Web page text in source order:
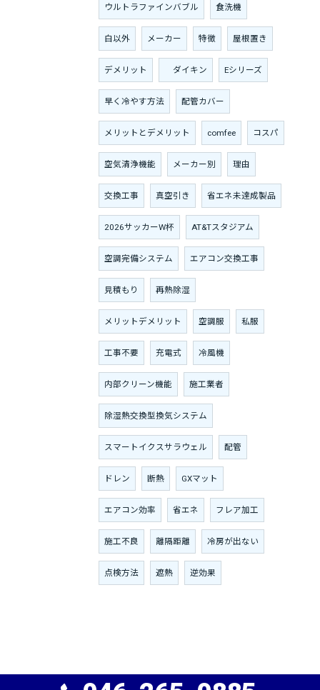
ウルトラファインバブル 食洗機
白以外 メーカー 特徴 屋根置き
デメリット ダイキン Eシリーズ
早く冷やす方法 配管カバー
メリットとデメリット comfee コスパ
空気清浄機能 メーカー別 理由
交換工事 真空引き 省エネ未達成製品
2026サッカーW杯 AT&Tスタジアム
空調完備システム エアコン交換工事
見積もり 再熱除湿
メリットデメリット 空調服 私服
工事不要 充電式 冷風機
内部クリーン機能 施工業者
除湿熱交換型換気システム
スマートイクスサラウェル 配管
ドレン 断熱 GXマット
エアコン効率 省エネ フレア加工
施工不良 離隔距離 冷房が出ない
点検方法 遮熱 逆効果